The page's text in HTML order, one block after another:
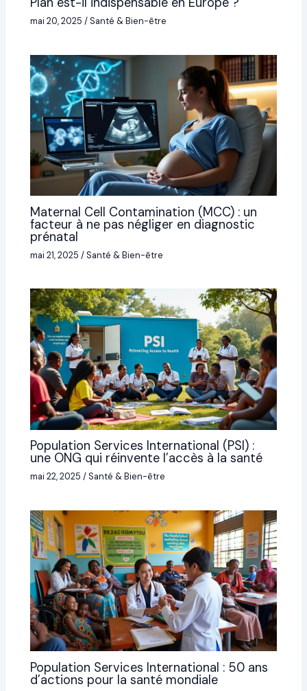
mai 20, 2025/Santé & Bien-être
Maternal Cell Contamination (MCC) : un
facteur à ne pas négliger en diagnostic
prénatal
mai 21, 2025/Santé & Bien-être
Population Services International (PSI) :
une ONG qui réinvente l’accès à la santé
mai 22, 2025/Santé & Bien-être
Population Services International : 50 ans
d’actions pour la santé mondiale